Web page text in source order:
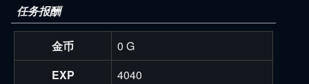
任务报酬
金币
0 G
EXP
4040